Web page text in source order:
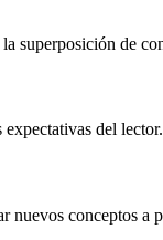
superposición de
del lector.
nuevos conceptos a